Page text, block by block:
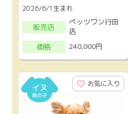
2026/6/1生まれ
販売店
ペッツワン行田
店
価格
240,000円
お気に入り